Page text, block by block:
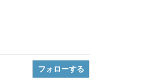
フォローする